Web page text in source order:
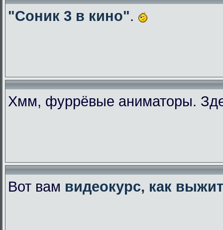
"Соник 3 в кино".
Хмм, фуррёвые аниматоры.
Вот вам видеокурс, как